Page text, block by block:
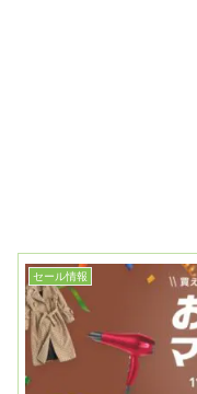
セール情報